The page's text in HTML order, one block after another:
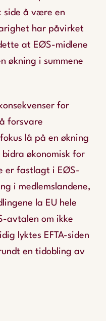
side å være en
har påvirket
at EØS-midlene
økning i summene
for
forsvare
lå på en økning
økonomisk for
er fastlagt i EØS-
i medlemslandene,
la EU hele
avtalen om ikke
lyktes EFTA-siden
en tidobling av